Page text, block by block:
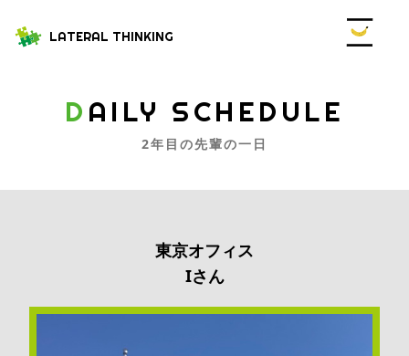
LATERAL THINKING
DAILY SCHEDULE
2年目の先輩の一日
東京オフィス
Iさん